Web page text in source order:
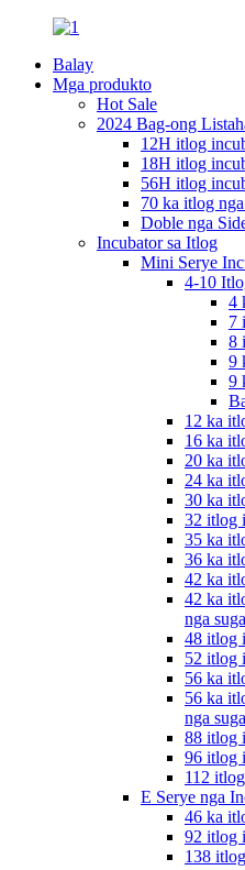
Balay
Mga produkto
Hot Sale
2024 Bag-ong
12H itlog
18H itlog
56H itlog
70 ka itlog
Doble nga
Incubator sa Itlog
Mini Serye
4-10
4
7
8
9
9
12 ka
16 ka
20 ka
24 ka
30 ka
32 itlog
35 ka
36 ka
42 ka
42 ka
nga suga
48 itlog
52 itlog
56 ka
56 ka
nga suga
88 itlog
96 itlog
112
E Serye nga
46 ka
92 itlog
138